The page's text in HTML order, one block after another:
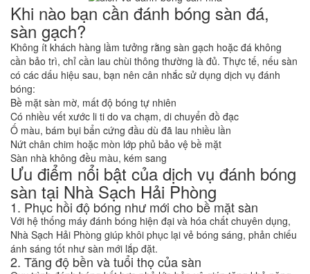
Khi nào bạn cần đánh bóng sàn đá,
sàn gạch?
Không ít khách hàng lầm tưởng rằng sàn gạch hoặc đá không
cần bảo trì, chỉ cần lau chùi thông thường là đủ. Thực tế, nếu sàn
có các dấu hiệu sau, bạn nên cân nhắc sử dụng dịch vụ đánh
bóng:
Bề mặt sàn mờ, mất độ bóng tự nhiên
Có nhiều vết xước li ti do va chạm, di chuyển đồ đạc
Ố màu, bám bụi bẩn cứng đầu dù đã lau nhiều lần
Nứt chân chim hoặc mòn lớp phủ bảo vệ bề mặt
Sàn nhà không đều màu, kém sang
Ưu điểm nổi bật của dịch vụ đánh bóng
sàn tại Nhà Sạch Hải Phòng
1. Phục hồi độ bóng như mới cho bề mặt sàn
Với hệ thống máy đánh bóng hiện đại và hóa chất chuyên dụng,
Nhà Sạch Hải Phòng giúp khôi phục lại vẻ bóng sáng, phản chiếu
ánh sáng tốt như sàn mới lắp đặt.
2. Tăng độ bền và tuổi thọ của sàn